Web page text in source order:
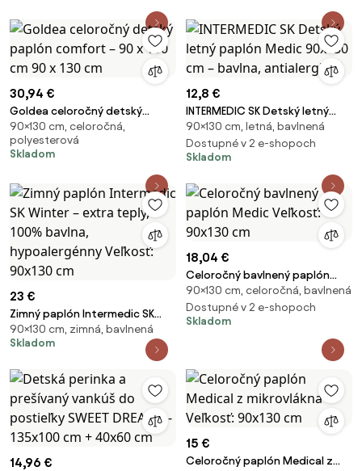
30,94 €
Goldea celoročný detský
paplón comfort – 90 x 130 cm
90 x 130 cm
90×130 cm, celoročná,
polyesterová
Skladom
12,8 €
INTERMEDIC SK Detský letný
paplón Medic 90x130 cm –
bavlna, antialergický
90×130 cm, letná, bavlnená
Dostupné v 2 e-shopoch
Skladom
23 €
Zimný paplón Intermedic SK
Winter – extra teplý, 100%
bavlna, hypoalergénny Veľkosť:
90×130 cm, zimná, bavlnená
Skladom
18,04 €
Celoročný bavlnený paplón
Medic Veľkosť: 90x130 cm
90×130 cm, celoročná, bavlnená
Dostupné v 2 e-shopoch
Skladom
14,96 €
15 €
Celoročný paplón Medical z